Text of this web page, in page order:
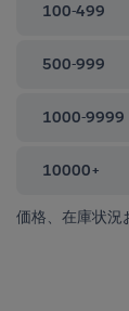
100-499
500-999
1000-9999
10000+
価格、在庫状況